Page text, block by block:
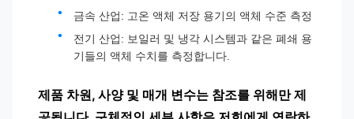
금속 산업: 고온 액체 저장 용기의 액체 수준 측정
전기 산업: 보일러 및 냉각 시스템과 같은 폐쇄 용
기들의 액체 수치를 측정합니다.
제품 차원, 사양 및 매개 변수는 참조를 위해만 제